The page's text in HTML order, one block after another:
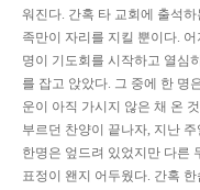
워진다. 간혹 타 교회에 출석
족만이 자리를 지킬 뿐이다.
명이 기도회를 시작하고 열심
를 잡고 앉았다. 그 중에 한 명
운이 아직 가시지 않은 채 온
부르던 찬양이 끝나자, 지난
한명은 엎드려 있었지만 다른
표정이 왠지 어두웠다. 간혹